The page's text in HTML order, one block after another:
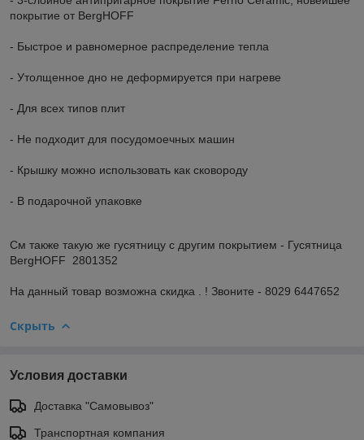
покрытие от BergHOFF
- Быстрое и равномерное распределение тепла
- Утолщенное дно не деформируется при нагреве
- Для всех типов плит
- Не подходит для посудомоечных машин
- Крышку можно использовать как сковороду
- В подарочной упаковке
См также такую же гусятницу с другим покрытием - Гусятница
BergHOFF 2801352
На данный товар возможна скидка . ! Звоните - 8029 6447652
Скрыть
Условия доставки
Доставка "Самовывоз"
Транспортная компания